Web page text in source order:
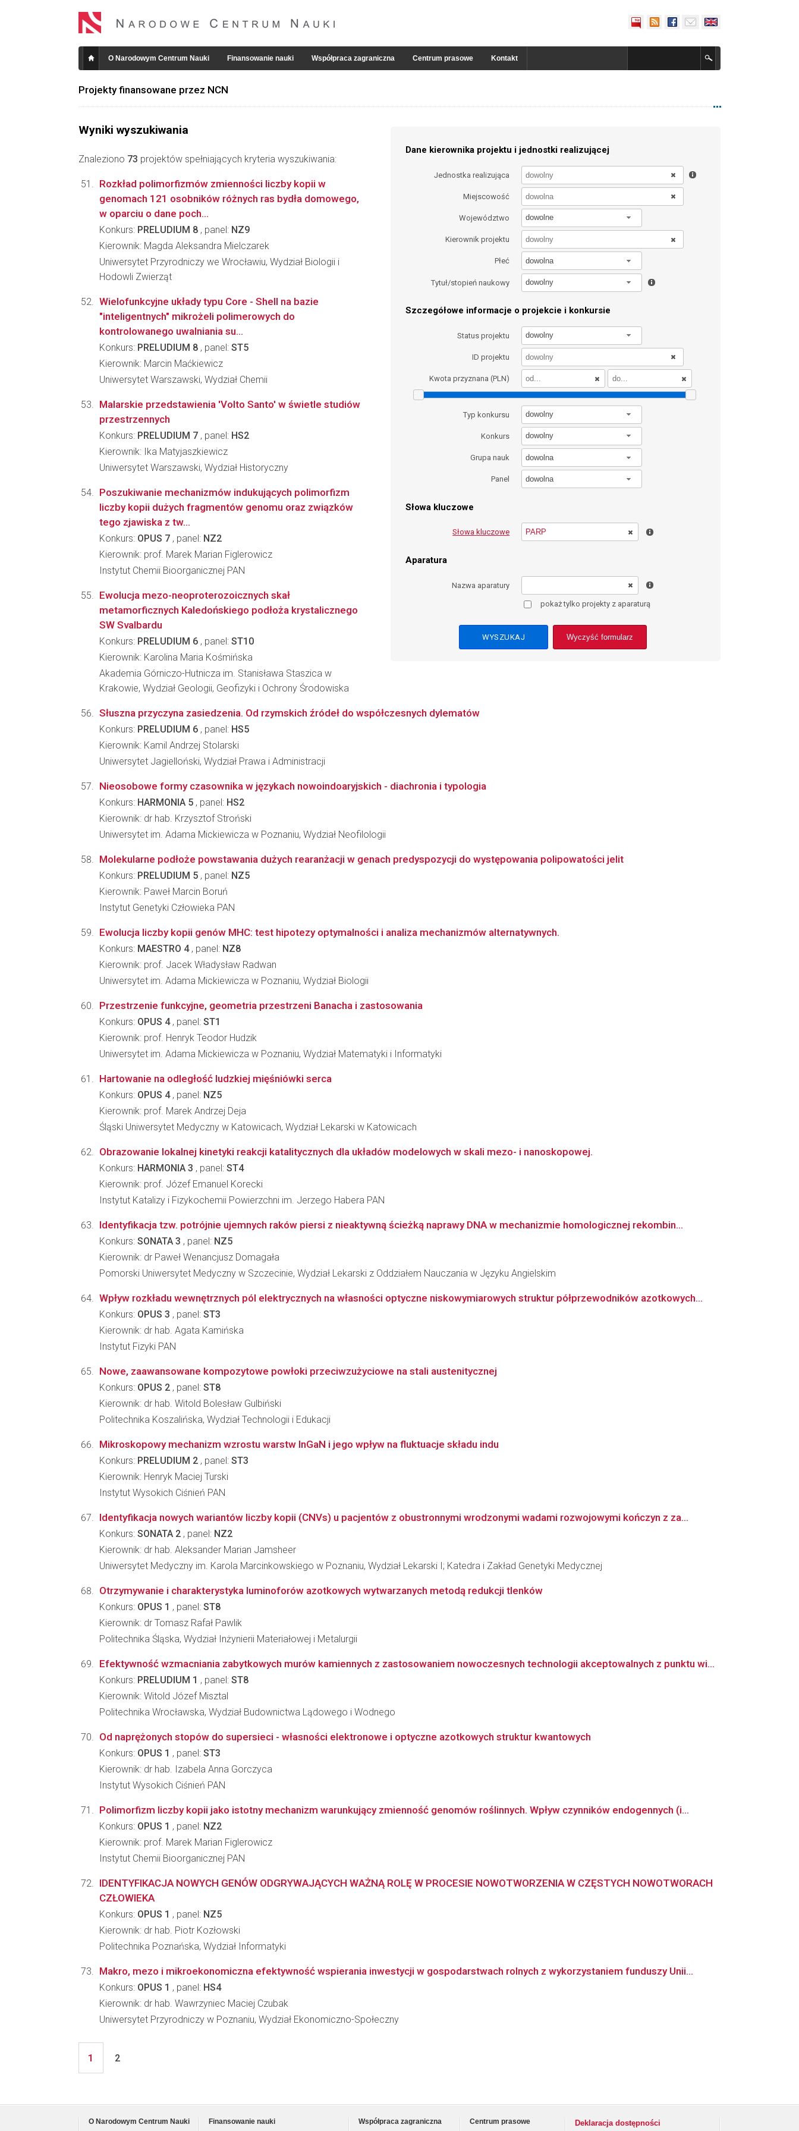
O Narodowym Centrum Nauki Finansowanie nauki Współpraca zagraniczna Centrum prasowe Kontakt
Projekty finansowane przez NCN
Wyniki wyszukiwania
Znaleziono 73 projektów spełniających kryteria wyszukiwania:
Dane kierownika projektu i jednostki realizującej
Jednostka realizująca
Miejscowość
Województwo dowolne
Kierownik projektu
Płeć dowolna
Tytuł/stopień naukowy dowolny
Szczegółowe informacje o projekcie i konkursie
Status projektu dowolny
ID projektu
Kwota przyznana (PLN)
Typ konkursu dowolny
Konkurs dowolny
Grupa nauk dowolna
Panel dowolna
Słowa kluczowe
Słowa kluczowe
Aparatura
Nazwa aparatury
pokaż tylko projekty z aparaturą
Wyczyść formularz
Rozkład polimorfizmów zmienności liczby kopii w
genomach 121 osobników różnych ras bydła domowego,
w oparciu o dane poch...
Konkurs: PRELUDIUM 8 , panel: NZ9
Kierownik: Magda Aleksandra Mielczarek
Uniwersytet Przyrodniczy we Wrocławiu, Wydział Biologii i
Hodowli Zwierząt
Wielofunkcyjne układy typu Core - Shell na bazie
"inteligentnych" mikrożeli polimerowych do
kontrolowanego uwalniania su...
Konkurs: PRELUDIUM 8 , panel: ST5
Kierownik: Marcin Maćkiewicz
Uniwersytet Warszawski, Wydział Chemii
Malarskie przedstawienia 'Volto Santo' w świetle studiów
przestrzennych
Konkurs: PRELUDIUM 7 , panel: HS2
Kierownik: Ika Matyjaszkiewicz
Uniwersytet Warszawski, Wydział Historyczny
Poszukiwanie mechanizmów indukujących polimorfizm
liczby kopii dużych fragmentów genomu oraz związków
tego zjawiska z tw...
Konkurs: OPUS 7 , panel: NZ2
Kierownik: prof. Marek Marian Figlerowicz
Instytut Chemii Bioorganicznej PAN
Ewolucja mezo-neoproterozoicznych skał
metamorficznych Kaledońskiego podłoża krystalicznego
SW Svalbardu
Konkurs: PRELUDIUM 6 , panel: ST10
Kierownik: Karolina Maria Kośmińska
Akademia Górniczo-Hutnicza im. Stanisława Staszica w
Krakowie, Wydział Geologii, Geofizyki i Ochrony Środowiska
Słuszna przyczyna zasiedzenia. Od rzymskich źródeł do współczesnych dylematów
Konkurs: PRELUDIUM 6 , panel: HS5
Kierownik: Kamil Andrzej Stolarski
Uniwersytet Jagielloński, Wydział Prawa i Administracji
Nieosobowe formy czasownika w językach nowoindoaryjskich - diachronia i typologia
Konkurs: HARMONIA 5 , panel: HS2
Kierownik: dr hab. Krzysztof Stroński
Uniwersytet im. Adama Mickiewicza w Poznaniu, Wydział Neofilologii
Molekularne podłoże powstawania dużych rearanżacji w genach predyspozycji do występowania polipowatości jelit
Konkurs: PRELUDIUM 5 , panel: NZ5
Kierownik: Paweł Marcin Boruń
Instytut Genetyki Człowieka PAN
Ewolucja liczby kopii genów MHC: test hipotezy optymalności i analiza mechanizmów alternatywnych.
Konkurs: MAESTRO 4, panel: NZ8
Kierownik: prof. Jacek Władysław Radwan
Uniwersytet im. Adama Mickiewicza w Poznaniu, Wydział Biologii
Przestrzenie funkcyjne, geometria przestrzeni Banacha i zastosowania
Konkurs: OPUS 4, panel: ST1
Kierownik: prof. Henryk Teodor Hudzik
Uniwersytet im. Adama Mickiewicza w Poznaniu, Wydział Matematyki i Informatyki
Hartowanie na odległość ludzkiej mięśniówki serca
Konkurs: OPUS 4, panel: NZ5
Kierownik: prof. Marek Andrzej Deja
Śląski Uniwersytet Medyczny w Katowicach, Wydział Lekarski w Katowicach
Obrazowanie lokalnej kinetyki reakcji katalitycznych dla układów modelowych w skali mezo- i nanoskopowej.
Konkurs: HARMONIA 3 , panel: ST4
Kierownik: prof. Józef Emanuel Korecki
Instytut Katalizy i Fizykochemii Powierzchni im. Jerzego Habera PAN
Identyfikacja tzw. potrójnie ujemnych raków piersi z nieaktywną ścieżką naprawy DNA w mechanizmie homologicznej rekombin...
Konkurs: SONATA 3 , panel: NZ5
Kierownik: dr Paweł Wenancjusz Domagała
Pomorski Uniwersytet Medyczny w Szczecinie, Wydział Lekarski z Oddziałem Nauczania w Języku Angielskim
Wpływ rozkładu wewnętrznych pól elektrycznych na własności optyczne niskowymiarowych struktur półprzewodników azotkowych...
Konkurs: OPUS 3 , panel: ST3
Kierownik: dr hab. Agata Kamińska
Instytut Fizyki PAN
Nowe, zaawansowane kompozytowe powłoki przeciwzużyciowe na stali austenitycznej
Konkurs: OPUS 2 , panel: ST8
Kierownik: dr hab. Witold Bolesław Gulbiński
Politechnika Koszalińska, Wydział Technologii i Edukacji
Mikroskopowy mechanizm wzrostu warstw InGaN i jego wpływ na fluktuacje składu indu
Konkurs: PRELUDIUM 2 , panel: ST3
Kierownik: Henryk Maciej Turski
Instytut Wysokich Ciśnień PAN
Identyfikacja nowych wariantów liczby kopii (CNVs) u pacjentów z obustronnymi wrodzonymi wadami rozwojowymi kończyn z za...
Konkurs: SONATA 2 , panel: NZ2
Kierownik: dr hab. Aleksander Marian Jamsheer
Uniwersytet Medyczny im. Karola Marcinkowskiego w Poznaniu, Wydział Lekarski I; Katedra i Zakład Genetyki Medycznej
Otrzymywanie i charakterystyka luminoforów azotkowych wytwarzanych metodą redukcji tlenków
Konkurs: OPUS 1 , panel: ST8
Kierownik: dr Tomasz Rafał Pawlik
Politechnika Śląska, Wydział Inżynierii Materiałowej i Metalurgii
Efektywność wzmacniania zabytkowych murów kamiennych z zastosowaniem nowoczesnych technologii akceptowalnych z punktu wi...
Konkurs: PRELUDIUM 1 , panel: ST8
Kierownik: Witold Józef Misztal
Politechnika Wrocławska, Wydział Budownictwa Lądowego i Wodnego
Od naprężonych stopów do supersieci - własności elektronowe i optyczne azotkowych struktur kwantowych
Konkurs: OPUS 1 , panel: ST3
Kierownik: dr hab. Izabela Anna Gorczyca
Instytut Wysokich Ciśnień PAN
Polimorfizm liczby kopii jako istotny mechanizm warunkujący zmienność genomów roślinnych. Wpływ czynników endogennych (i...
Konkurs: OPUS 1 , panel: NZ2
Kierownik: prof. Marek Marian Figlerowicz
Instytut Chemii Bioorganicznej PAN
IDENTYFIKACJA NOWYCH GENÓW ODGRYWAJĄCYCH WAŻNĄ ROLĘ W PROCESIE NOWOTWORZENIA W CZĘSTYCH NOWOTWORACH
CZŁOWIEKA
Konkurs: OPUS 1 , panel: NZ5
Kierownik: dr hab. Piotr Kozłowski
Politechnika Poznańska, Wydział Informatyki
Makro, mezo i mikroekonomiczna efektywność wspierania inwestycji w gospodarstwach rolnych z wykorzystaniem funduszy Unii...
Konkurs: OPUS 1 , panel: HS4
Kierownik: dr hab. Wawrzyniec Maciej Czubak
Uniwersytet Przyrodniczy w Poznaniu, Wydział Ekonomiczno-Społeczny
1 2
O Narodowym Centrum Nauki Finansowanie nauki Współpraca zagraniczna Centrum prasowe
Deklaracja dostępności